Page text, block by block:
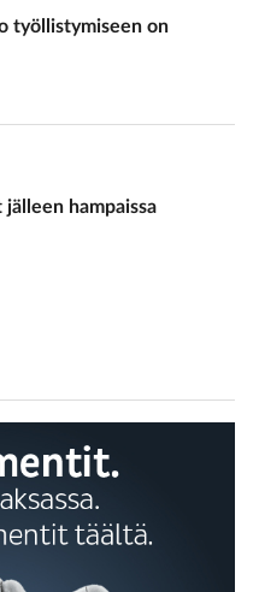
työllistymiseen on
hampaissa